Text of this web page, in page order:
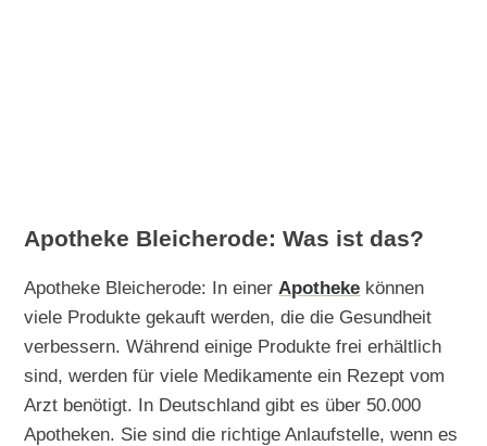
Apotheke Bleicherode: Was ist das?
Apotheke Bleicherode: In einer Apotheke können
viele Produkte gekauft werden, die die Gesundheit
verbessern. Während einige Produkte frei erhältlich
sind, werden für viele Medikamente ein Rezept vom
Arzt benötigt. In Deutschland gibt es über 50.000
Apotheken. Sie sind die richtige Anlaufstelle, wenn es